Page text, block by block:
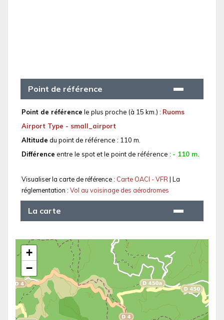
Point de référence
Point de référence le plus proche (à 15 km.) : Ruoms
Airport Type - small_airport
Altitude du point de référence : 110 m.
Différence entre le spot et le point de référence : - 110 m.
Visualiser la carte de référence : Carte OACI - VFR| La
réglementation : Vol au voisinage des aérodromes
La carte